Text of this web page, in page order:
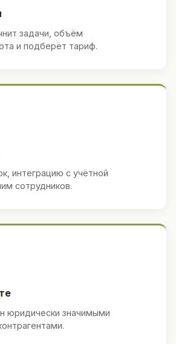
задачи, объём
и подберёт тариф.
интеграцию с учётной
сотрудников.
юридически значимыми